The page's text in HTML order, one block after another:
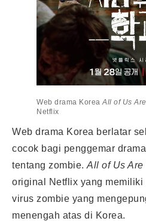
Web drama KoreaAll of Us
Netflix
Web drama Korea berlatar
cocok bagi penggemar
tentang zombie. All of Us Are
original Netflix yang memiliki
virus zombie yang
menengah atas di Korea.